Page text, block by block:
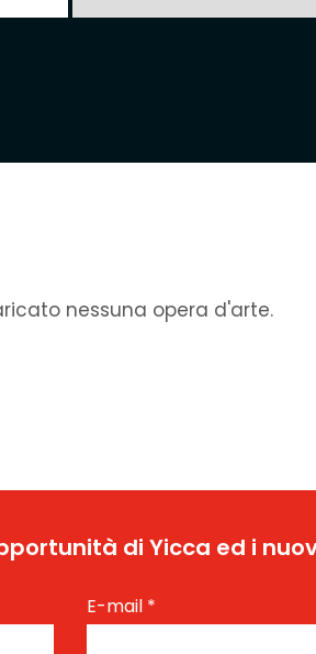
nessuna opera d'arte.
di Yicca ed i
E-mail *